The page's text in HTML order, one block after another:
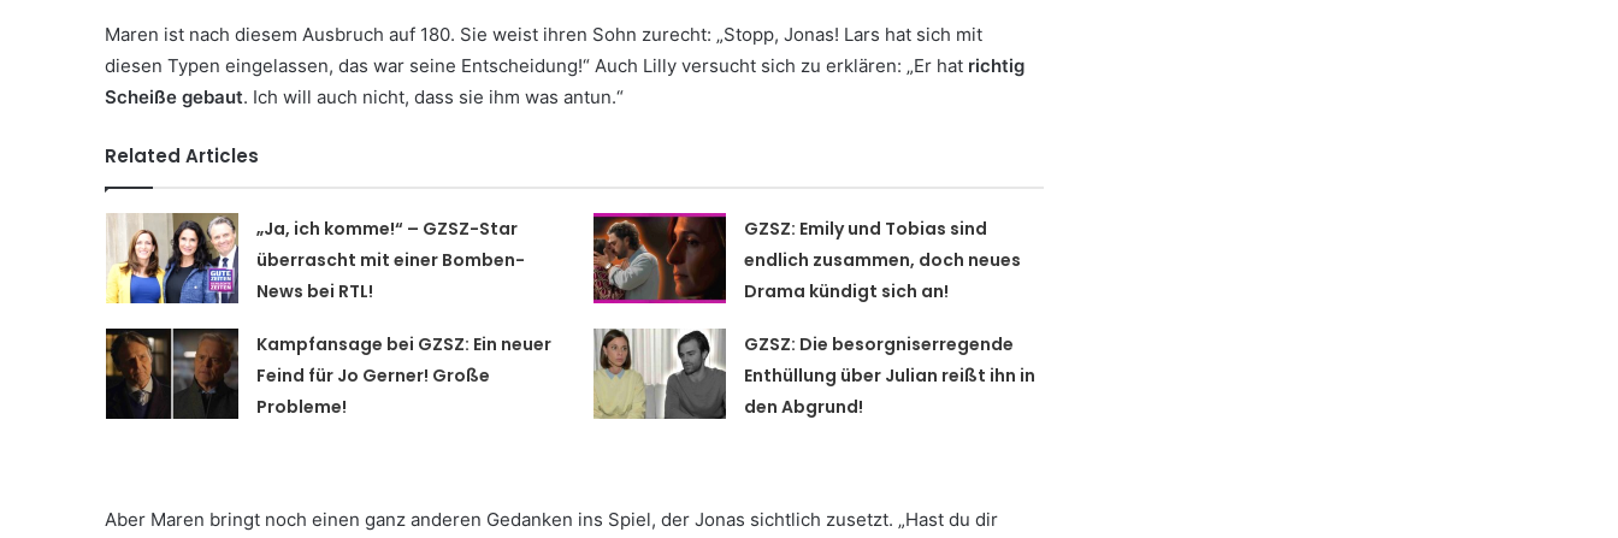
Maren ist nach diesem Ausbruch auf 180. Sie weist ihren Sohn zurecht: „Stopp, Jonas! Lars hat sich mit
diesen Typen eingelassen, das war seine Entscheidung!“ Auch Lilly versucht sich zu erklären: „Er hat richtig
Scheiße gebaut. Ich will auch nicht, dass sie ihm was antun.“
Related Articles
„Ja, ich komme!“ – GZSZ-Star
überrascht mit einer Bomben-
News bei RTL!
GZSZ: Emily und Tobias sind
endlich zusammen, doch neues
Drama kündigt sich an!
Kampfansage bei GZSZ: Ein neuer
Feind für Jo Gerner! Große
Probleme!
GZSZ: Die besorgniserregende
Enthüllung über Julian reißt ihn in
den Abgrund!
Aber Maren bringt noch einen ganz anderen Gedanken ins Spiel, der Jonas sichtlich zusetzt. „Hast du dir